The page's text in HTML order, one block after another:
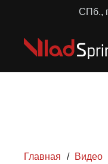
СПб.,
Главная / Видео